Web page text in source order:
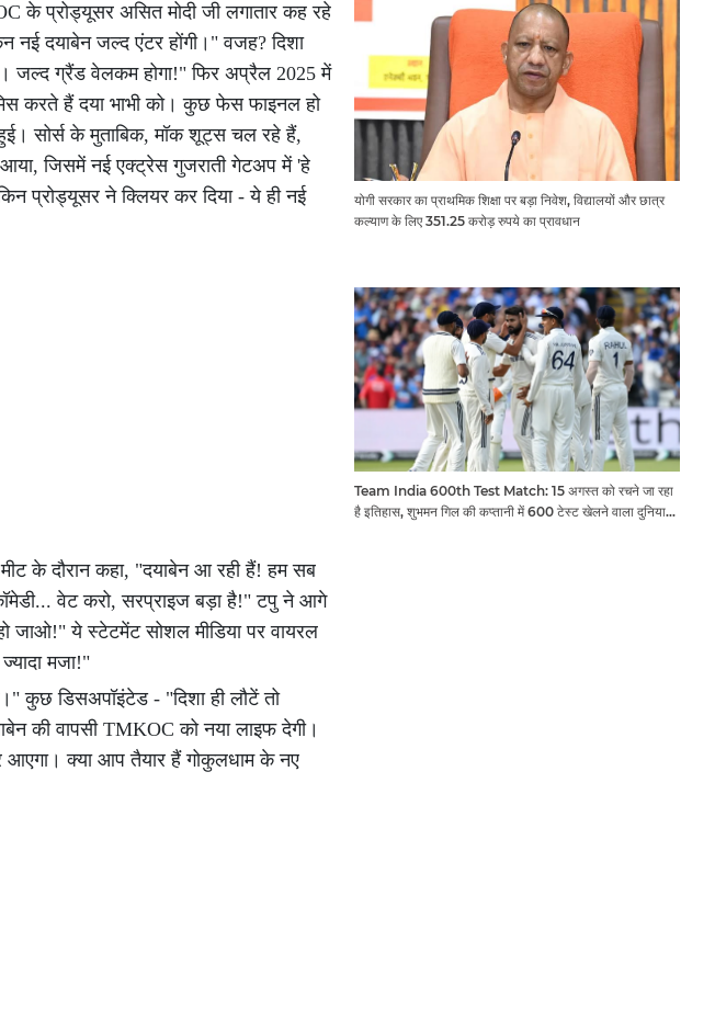
के प्रोड्यूसर असित मोदी जी लगातार कह रहे
नई दयाबेन जल्द एंटर होंगी।" वजह? दिशा
जल्द ग्रैंड वेलकम होगा!" फिर अप्रैल 2025 में
करते हैं दया भाभी को। कुछ फेस फाइनल हो
सोर्स के मुताबिक, मॉक शूट्स चल रहे हैं,
आया, जिसमें नई एक्ट्रेस गुजराती गेटअप में 'हे
प्रोड्यूसर ने क्लियर कर दिया - ये ही नई
के दौरान कहा, "दयाबेन आ रही हैं! हम सब
वेट करो, सरप्राइज बड़ा है!" टपु ने आगे
जाओ!" ये स्टेटमेंट सोशल मीडिया पर वायरल
मजा!"
कुछ डिसअपॉइंटेड - "दिशा ही लौटें तो
की वापसी TMKOC को नया लाइफ देगी।
क्या आप तैयार हैं गोकुलधाम के नए
योगी सरकार का प्राथमिक शिक्षा पर बड़ा निवेश, विद्यालयों और छात्र
कल्याण के लिए 351.25 करोड़ रुपये का प्रावधान
Team India 600th Test Match: 15 अगस्त को रचने जा रहा
है इतिहास, शुभमन गिल की कप्तानी में 600 टेस्ट खेलने वाला दुनिया